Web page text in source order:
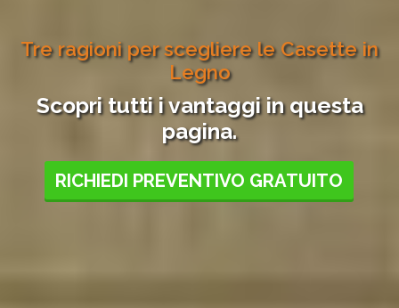
Tre ragioni per scegliere le Casette in
Legno
Scopri tutti i vantaggi in questa
pagina.
RICHIEDI PREVENTIVO GRATUITO